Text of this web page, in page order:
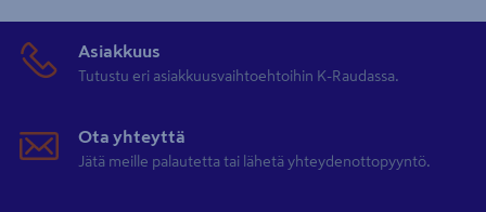
Asiakkuus
Tutustu eri asiakkuusvaihtoehtoihin K-Raudassa.
Ota yhteyttä
Jätä meille palautetta tai lähetä yhteydenottopyyntö.